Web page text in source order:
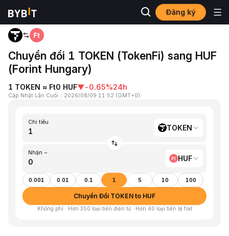
Đăng ký
Trang chủ
Chuyển đổi 1 TOKEN (TokenFi) sang HUF
(Forint Hungary)
1 TOKEN ≈ Ft0 HUF▼-0.65%24h
Cập Nhật Lần Cuối ： 2026/08/09 11:52 (GMT+0)
Chi tiêu
TOKEN
Nhận ~
HUF
0.001 0.01 0.1 1 5 10 100
Chuyển Đổi TOKEN to HUF
Không phí · Hơn 350 loại tiền điện tử · Hơn 40 loại tiền tệ fiat